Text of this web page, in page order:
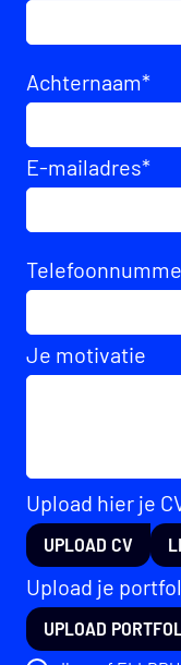
Achternaam*
E-mailadres*
Je motivatie
Upload hier je
UPLOAD CV
Upload je
UPLOAD